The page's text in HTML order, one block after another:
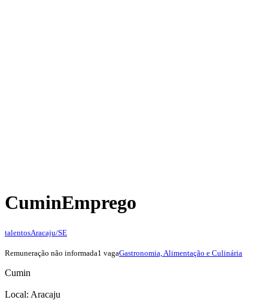
CuminEmprego
talentosAracaju/SE
Remuneração não informada1 vagaGastronomia, Alimentação e Culinária
Cumin
Local: Aracaju